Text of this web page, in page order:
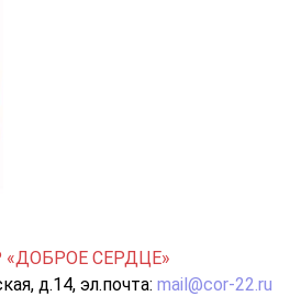
СЕРДЦЕ»
д.14, эл.почта: mail@cor-22.ru